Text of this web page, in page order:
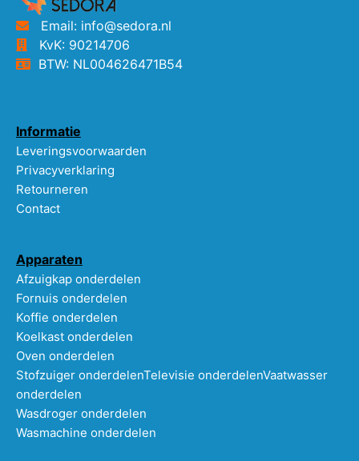
Email: info@sedora.nl
KvK: 90214706
BTW: NL004626471B54
Informatie
Leveringsvoorwaarden
Privacyverklaring
Retourneren
Contact
Apparaten
Afzuigkap onderdelen
Fornuis onderdelen
Koffie onderdelen
Koelkast onderdelen
Oven onderdelen
Stofzuiger onderdelenTelevisie onderdelenVaatwasser
onderdelen
Wasdroger onderdelen
Wasmachine onderdelen